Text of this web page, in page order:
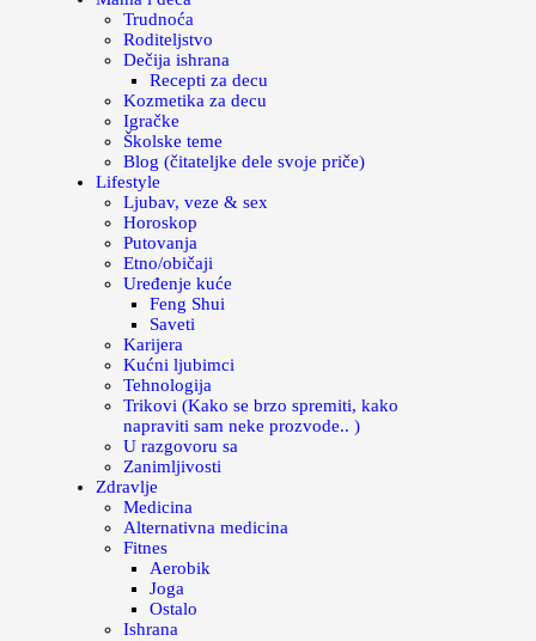
Trudnoća
Roditeljstvo
Dečija ishrana
Recepti za decu
Kozmetika za decu
Igračke
Školske teme
Blog (čitateljke dele svoje priče)
Lifestyle
Ljubav, veze & sex
Horoskop
Putovanja
Etno/običaji
Uređenje kuće
Feng Shui
Saveti
Karijera
Kućni ljubimci
Tehnologija
Trikovi (Kako se brzo spremiti, kako
napraviti sam neke prozvode.. )
U razgovoru sa
Zanimljivosti
Zdravlje
Medicina
Alternativna medicina
Fitnes
Aerobik
Joga
Ostalo
Ishrana